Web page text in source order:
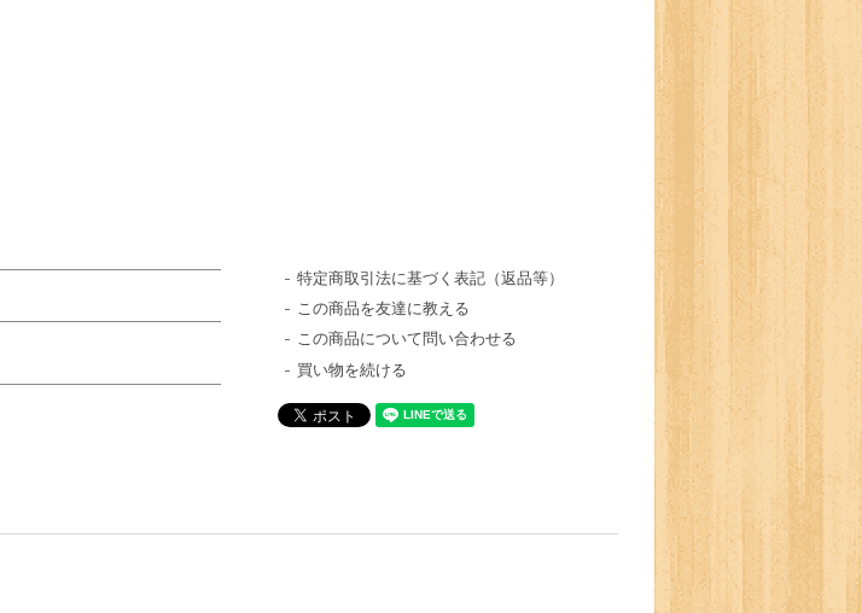
特定商取引法に基づく表記（返品等）
この商品を友達に教える
この商品について問い合わせる
買い物を続ける